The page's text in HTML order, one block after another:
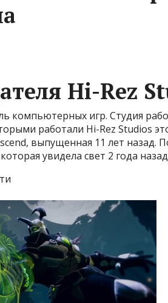
Hi-Rez
компьютерных игр. Студия
работали Hi-Rez Studios
выпущенная 11 лет назад.
увидела свет 2 года